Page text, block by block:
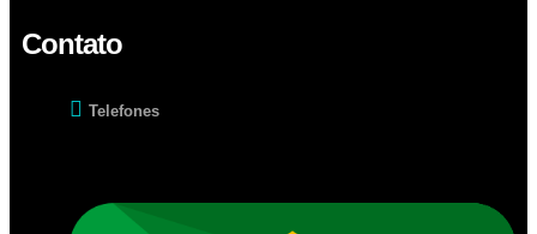
Contato
Telefones